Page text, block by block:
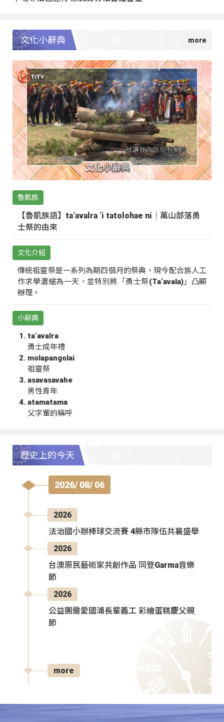
文化小辭典
魯凱族
【魯凱族語】ta‘avalra ‘i tatolohae ni｜萬山部落勇
士祭的由來
文化介紹
傳統祖靈祭是一系列為期四個月的祭典，現今配合族人工
作求學濃縮為一天，並特別將「勇士祭(Ta‘avala)」凸顯
辦理。
小辭典
ta‘avalra
勇士成年禮
molapangolai
祖靈祭
asavasavahe
男性青年
atamatama
父字輩的稱呼
歷史上的今天
2026/ 08/ 06
2026
法治國小辦棒球交流賽 4縣市隊伍共襄盛舉
2026
台澳原民藝術家共創作品 同登Garma音樂
節
2026
公益團邀愛國浦長輩義工 彩繪蛋糕慶父親
節
more